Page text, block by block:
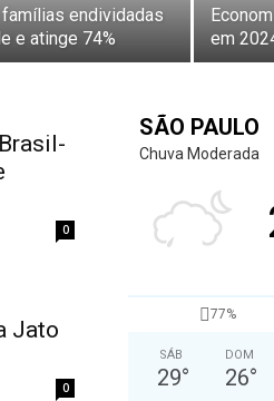
endividadas
e atinge 74%
em
0
Jato
0
SÃO PAULO
Chuva Moderada
77%
SÁB
29°
DOM
26°